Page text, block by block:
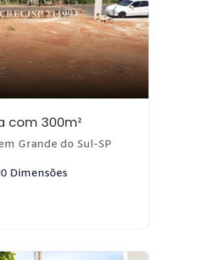
com 300m²
Grande do Sul-SP
Dimensões